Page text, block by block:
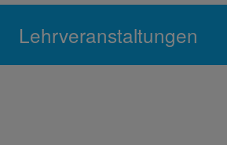
Lehrveranstaltungen